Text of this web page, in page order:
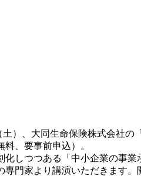
）、大同生命保険株式会社
、要事前申込）。
しつつある「中小企業の事
門家より講演いただきます。